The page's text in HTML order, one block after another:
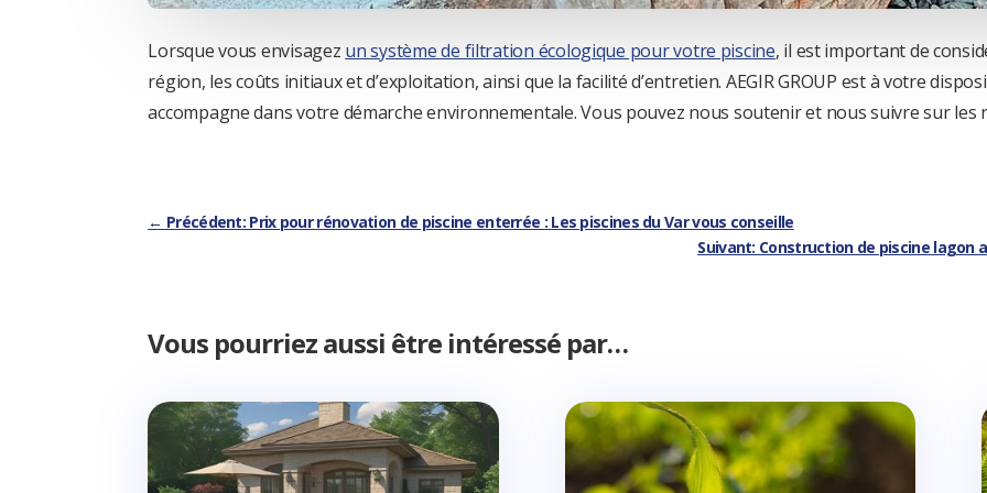
Lorsque vous envisagez un système de filtration écologique pour votre piscine, il est important de
région, les coûts initiaux et d’exploitation, ainsi que la facilité d’entretien. AEGIR GROUP est à votre
accompagne dans votre démarche environnementale. Vous pouvez nous soutenir et nous suivre sur les
← Précédent: Prix pour rénovation de piscine enterrée : Les piscines du Var vous conseille
Suivant: Construction de piscine lagon
Vous pourriez aussi être intéressé par…